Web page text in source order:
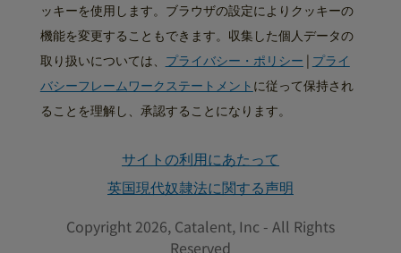
ッキーを使用します。ブラウザの設定によりクッキーの
機能を変更することもできます。収集した個人データの
取り扱いについては、 プライバシー・ポリシー | プライ
バシーフレームワークステートメント に従って保持され
ることを理解し、承認することになります。
Copyright 2026, Catalent, Inc - All Rights
Reserved
サイトの利用にあたって
英国現代奴隷法に関する声明